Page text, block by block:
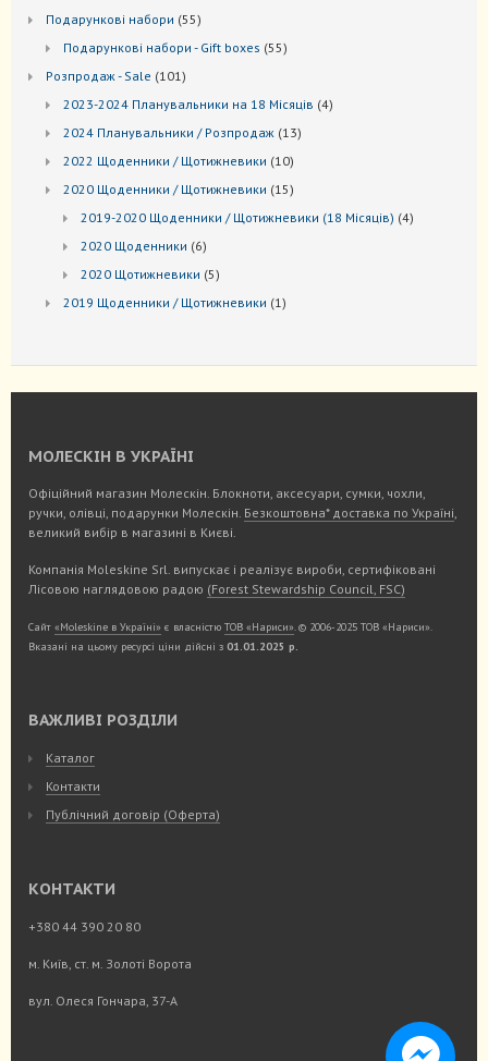
Подарункові набори 5555
Подарункові набори - Gift boxes 5555
Розпродаж - Sale 101 101
2023-2024 Планувальники на 18 Місяців 44
2024 Планувальники / Розпродаж 1313
2022 Щоденники / Щотижневики 1010
2020 Щоденники / Щотижневики 1515
2019-2020 Щоденники / Щотижневики (18 Місяців) 44
2020 Щоденники 66
2020 Щотижневики 55
2019 Щоденники / Щотижневики 1 1
МОЛЕСКІН В УКРАЇНІ
Офіційний магазин Молескін. Блокноти, аксесуари, сумки, чохли,
ручки, олівці, подарунки Молескін. Безкоштовна* доставка по Україні
великий вибір в магазині в Києві.
Компанія Moleskine Srl. випускає і реалізує вироби, сертифіковані
Лісовою наглядовою радою (Forest Stewardship Council, FSC)
Сайт «Moleskine в Україні» є власністю ТОВ «Нариси». © 2006-2025 ТОВ «Нариси».
Вказані на цьому ресурсі ціни дійсні з 01.01.2025 р.
ВАЖЛИВІ РОЗДІЛИ
Каталог
Контакти
Публічний договір (Оферта)
КОНТАКТИ
+380 44 390 20 80
м. Київ, ст. м. Золоті Ворота
вул. Олеся Гончара, 37-А